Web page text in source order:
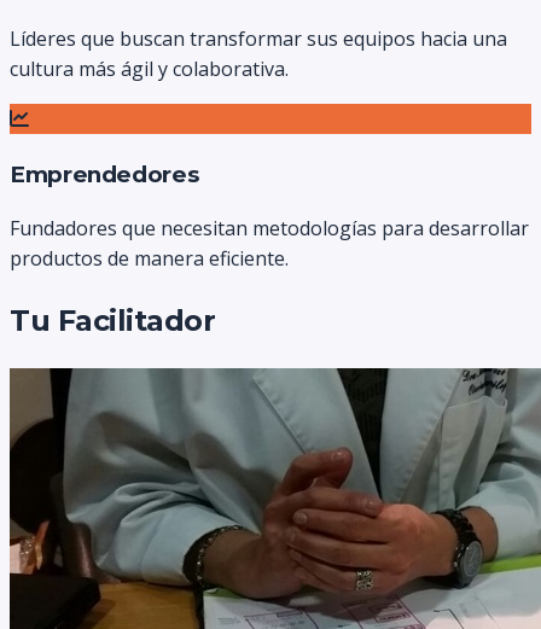
Líderes que buscan transformar sus equipos hacia una
cultura más ágil y colaborativa.
Emprendedores
Fundadores que necesitan metodologías para desarrollar
productos de manera eficiente.
Tu Facilitador